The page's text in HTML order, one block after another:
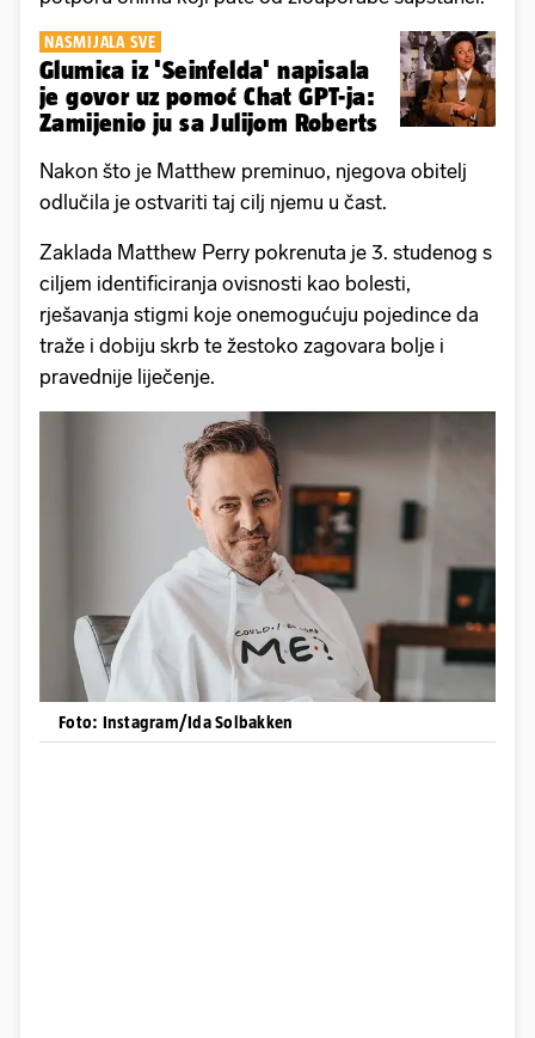
NASMIJALA SVE
Glumica iz 'Seinfelda' napisala
je govor uz pomoć Chat GPT-ja:
Zamijenio ju sa Julijom Roberts
Nakon što je Matthew preminuo, njegova obitelj
odlučila je ostvariti taj cilj njemu u čast.
Zaklada Matthew Perry pokrenuta je 3. studenog s
ciljem identificiranja ovisnosti kao bolesti,
rješavanja stigmi koje onemogućuju pojedince da
traže i dobiju skrb te žestoko zagovara bolje i
pravednije liječenje.
Foto: Instagram/Ida Solbakken